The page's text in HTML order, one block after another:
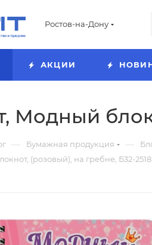
Ростов-на-Дону
АКЦИИ
Модный
— Бумажная продукция —
(розовый), на гребне, Б32-2518